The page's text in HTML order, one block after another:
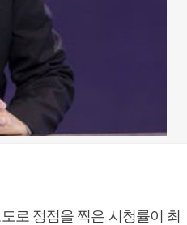
로 정점을 찍은 시청률이 최